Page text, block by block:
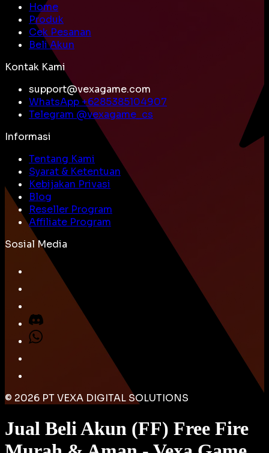
Home
Produk
Cek Pesanan
Beli Akun
Kontak Kami
support@vexagame.com
WhatsApp +6285385104907
Telegram @vexagame_cs
Informasi
Tentang Kami
Syarat & Ketentuan
Kebijakan Privasi
Blog
Reseller Program
Affiliate Program
Sosial Media
© 2026 PT VEXA DIGITAL SOLUTIONS
Jual Beli Akun (FF) Free Fire